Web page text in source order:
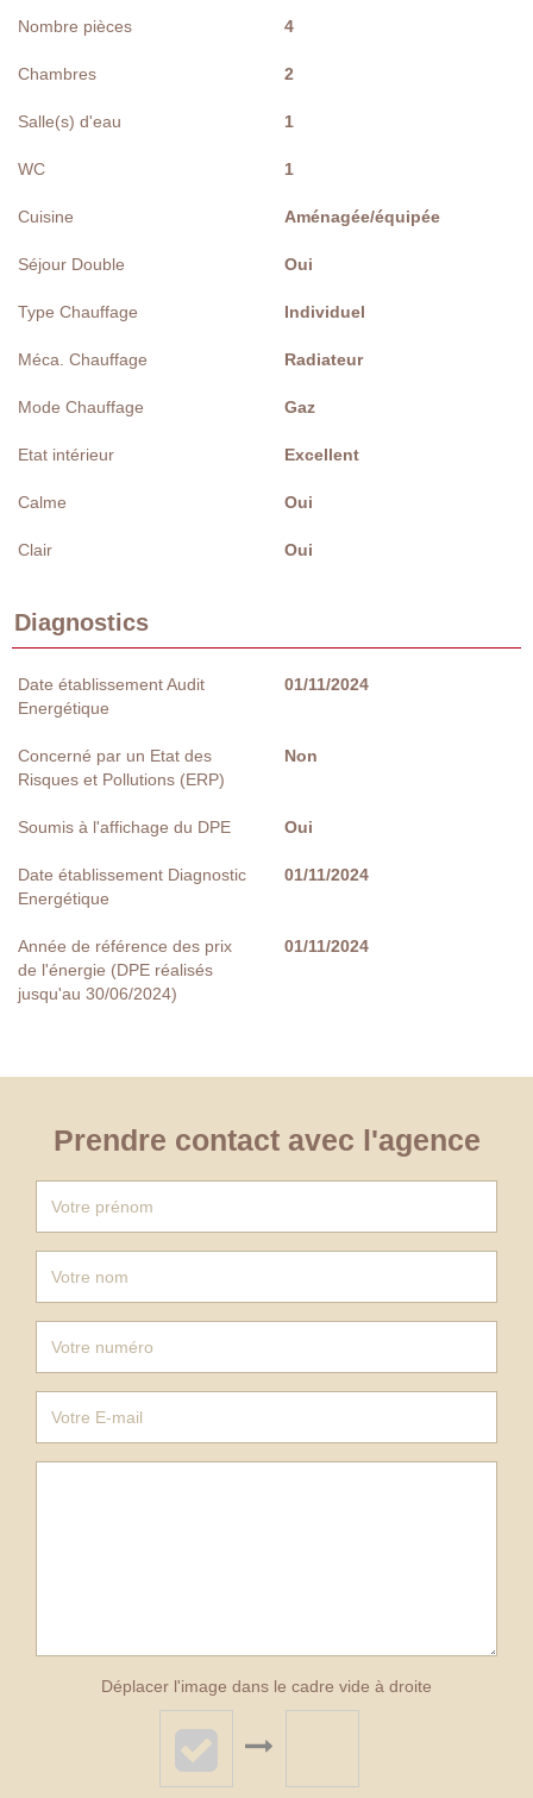
Nombre pièces 4
Chambres 2
Salle(s) d'eau 1
WC 1
Cuisine Aménagée/équipée
Séjour Double Oui
Type Chauffage Individuel
Méca. Chauffage Radiateur
Mode Chauffage Gaz
Etat intérieur Excellent
Calme Oui
Clair Oui
Diagnostics
Date établissement Audit
Energétique
01/11/2024
Concerné par un Etat des
Risques et Pollutions (ERP)
Non
Soumis à l'affichage du DPE Oui
Date établissement Diagnostic
Energétique
01/11/2024
Année de référence des prix
de l'énergie (DPE réalisés
jusqu'au 30/06/2024)
01/11/2024
Prendre contact avec l'agence
Déplacer l'image dans le cadre vide à droite